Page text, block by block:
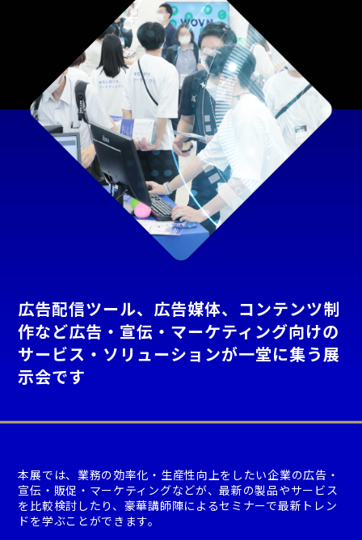
広告配信ツール、広告媒体、コンテンツ制
作など広告・宣伝・マーケティング向けの
サービス・ソリューションが一堂に集う展
示会です
本展では、業務の効率化・生産性向上をしたい企業の広告・
宣伝・販促・マーケティングなどが、最新の製品やサービス
を比較検討したり、豪華講師陣によるセミナーで最新トレン
ドを学ぶことができます。